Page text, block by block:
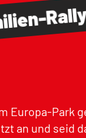
Europa-Park
an und seid